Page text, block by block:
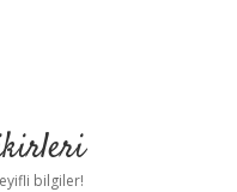
bilgiler!